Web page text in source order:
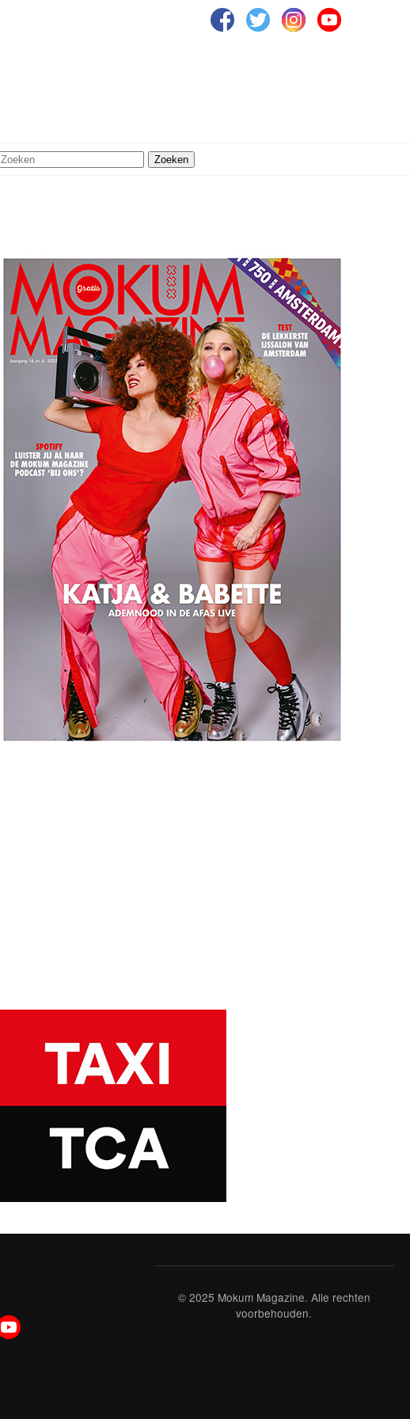
Zoeken
© 2025 Mokum Magazine. Alle rechten
voorbehouden.